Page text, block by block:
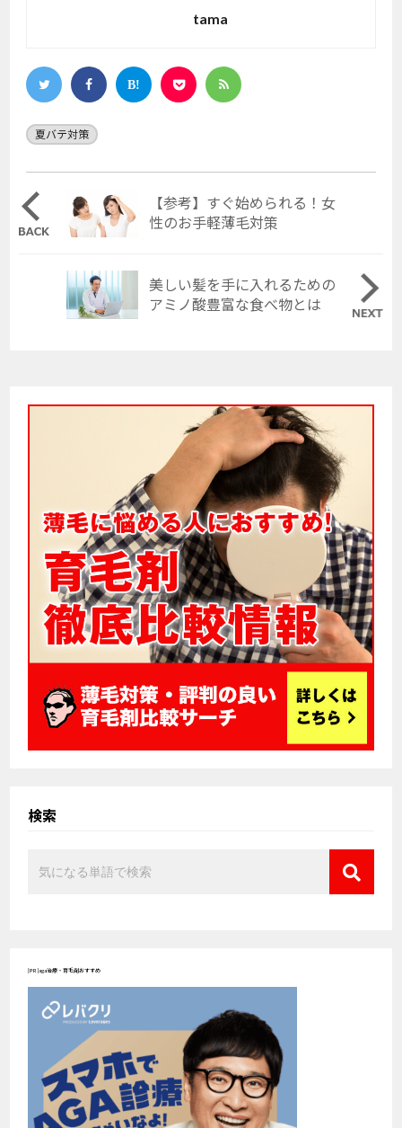
tama
夏バテ対策
【参考】すぐ始められる！女
性のお手軽薄毛対策
美しい髪を手に入れるための
アミノ酸豊富な食べ物とは
検索
[PR]aga治療・育毛剤おすすめ